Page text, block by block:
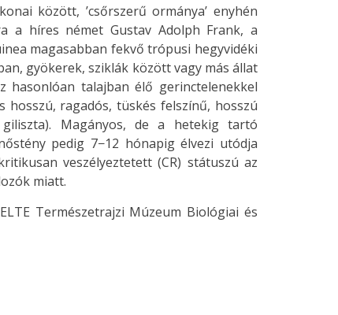
között, ’csőrszerű ormánya’ enyhén
a híres német Gustav Adolph Frank, a
magasabban fekvő trópusi hegyvidéki
gyökerek, sziklák között vagy más állat
talajban élő gerinctelenekkel
ragadós, tüskés felszínű, hosszú
Magányos, de a hetekig tartó
pedig 7−12 hónapig élvezi utódja
veszélyeztetett (CR) státuszú az
miatt.
Természetrajzi Múzeum Biológiai és